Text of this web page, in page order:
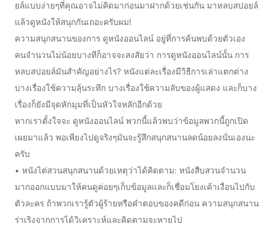
ยล์แบบง่ายๆที่คุณอาจไม่คิดมาก่อนมาฝากด้วยเช่นกัน มาหลบสปอยล์
แล้วดูหนังให้สนุกกันเถอะครับผม!
ความสนุกสนานของการ ดูหนังออนไลน์ อยู่ที่การค้นพบด้วยตัวเอง
คนจำนวนไม่น้อยบางทีก็อาจจะสงสัยว่า การดูหนังออนไลน์นั้น การ
หลบสปอยล์มันสำคัญอย่างไร? หนังแต่ละเรื่องมีวิธีการเล่าแตกต่าง
บางเรื่องใช้ความลุ้นระทึก บางเรื่องใช้ความลับของผู้แสดง และก็บาง
เรื่องก็ยังมีจุดหักมุมที่เป็นหัวใจหลักอีกด้วย
หากเราตั้งใจจะ ดูหนังออนไลน์ พวกนี้แล้วพบว่าข้อมูลพวกนี้ถูกเปิด
เผยมาแล้ว พอเพียงไปดูจริงๆมันจะรู้สึกสนุกสนานลดน้อยลงนั่นเองนะ
ครับ
• หนังไต่สวนสนุกสนานด้วยเหตุว่าได้คิดตาม: หนังสืบสวนจำนวน
มากออกแบบมาให้คนดูค่อยๆเก็บข้อมูลและก็เชื่อมโยงเค้าเงื่อนไปกับ
ตัวละคร ถ้าพวกเรารู้ตัวผู้ร้ายหรือคำตอบของคดีก่อน ความสนุกสนาน
ร่าเริงจากการได้วิเคราะห์และคิดตามจะหายไป